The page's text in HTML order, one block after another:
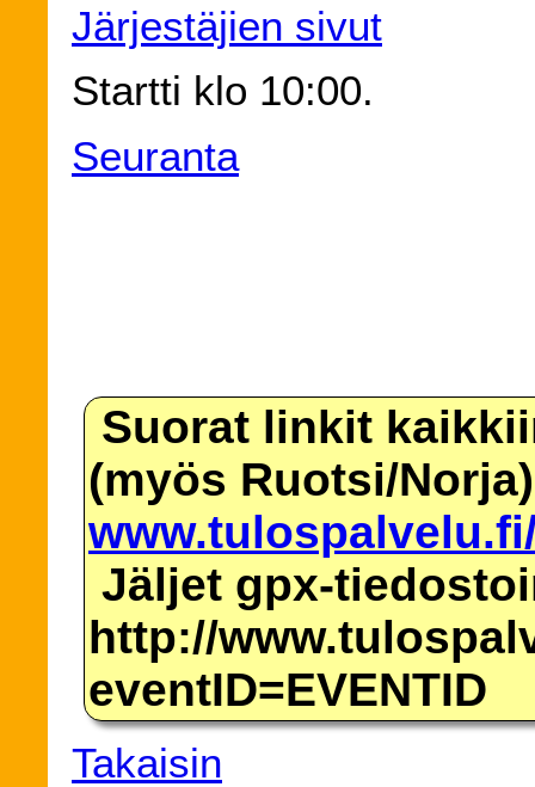
Järjestäjien sivut
Startti klo 10:00.
Seuranta
Suorat linkit
(myös Ruotsi/Norja)
Jäljet gpx-
http://
eventID=EVENTID
Takaisin